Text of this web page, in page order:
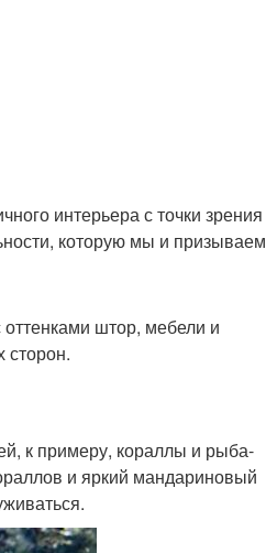
интерьера с точки зрения
которую мы и призываем
оттенками штор, мебели и
сторон.
к примеру, кораллы и рыба-
и яркий мандариновый